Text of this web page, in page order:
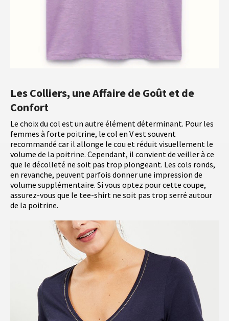
Les Colliers, une Affaire de Goût et de
Confort
Le choix du col est un autre élément déterminant. Pour les
femmes à forte poitrine, le col en V est souvent
recommandé car il allonge le cou et réduit visuellement le
volume de la poitrine. Cependant, il convient de veiller à ce
que le décolleté ne soit pas trop plongeant. Les cols ronds,
en revanche, peuvent parfois donner une impression de
volume supplémentaire. Si vous optez pour cette coupe,
assurez-vous que le tee-shirt ne soit pas trop serré autour
de la poitrine.